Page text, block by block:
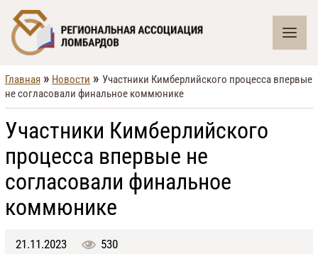
Главная » Новости » Участники Кимберлийского процесса впервые
не согласовали финальное коммюнике
Участники Кимберлийского
процесса впервые не
согласовали финальное
коммюнике
21.11.2023 530